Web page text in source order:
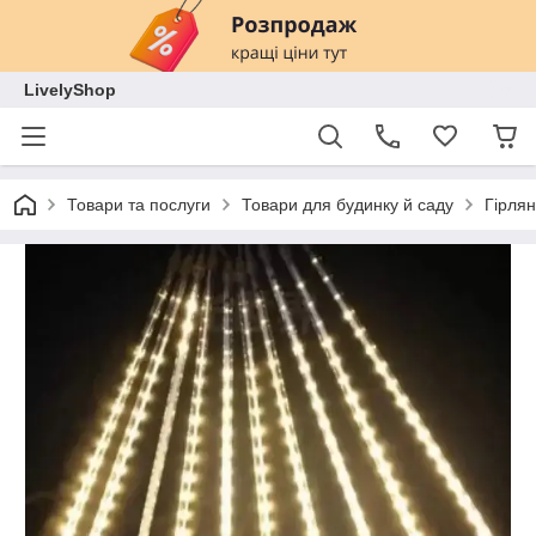
LivelyShop
Товари та послуги Товари для будинку й саду